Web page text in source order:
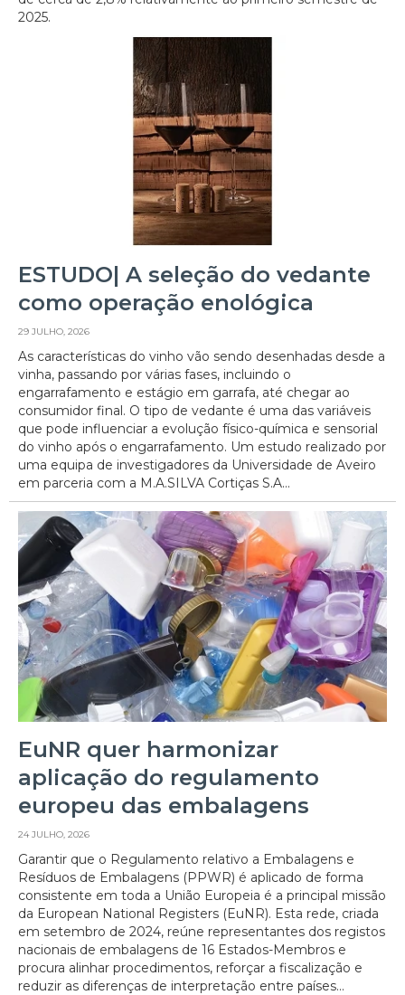
2025.
ESTUDO| A seleção do vedante
como operação enológica
29 JULHO, 2026
As características do vinho vão sendo desenhadas desde a
vinha, passando por várias fases, incluindo o
engarrafamento e estágio em garrafa, até chegar ao
consumidor final. O tipo de vedante é uma das variáveis
que pode influenciar a evolução físico-química e sensorial
do vinho após o engarrafamento. Um estudo realizado por
uma equipa de investigadores da Universidade de Aveiro
em parceria com a M.A.SILVA Cortiças S.A...
EuNR quer harmonizar
aplicação do regulamento
europeu das embalagens
24 JULHO, 2026
Garantir que o Regulamento relativo a Embalagens e
Resíduos de Embalagens (PPWR) é aplicado de forma
consistente em toda a União Europeia é a principal missão
da European National Registers (EuNR). Esta rede, criada
em setembro de 2024, reúne representantes dos registos
nacionais de embalagens de 16 Estados-Membros e
procura alinhar procedimentos, reforçar a fiscalização e
reduzir as diferenças de interpretação entre países...